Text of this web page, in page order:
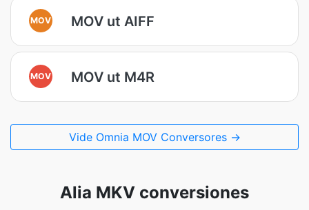
MOV MOV ut AIFF
MOV MOV ut M4R
Vide Omnia MOV Conversores →
Alia MKV conversiones